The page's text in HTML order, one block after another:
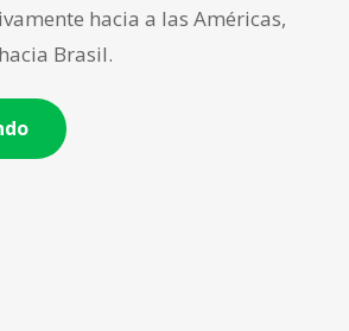
hacia a las Américas,
Brasil.